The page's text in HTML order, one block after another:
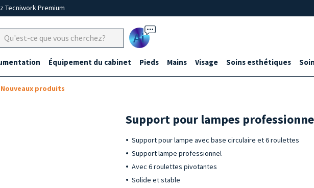
Tecniwork Premium
Ai
Équipement du cabinet Pieds Mains Visage Soins esthétiques
Nouveaux produits
Support pour lampes
Support pour lampe avec base circulaire et 6 roulettes
Support lampe professionnel
Avec 6 roulettes pivotantes
Solide et stable